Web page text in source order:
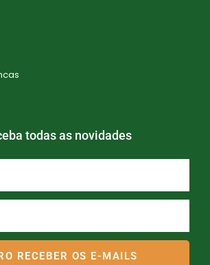
todas as novidades
RECEBER OS E-MAILS